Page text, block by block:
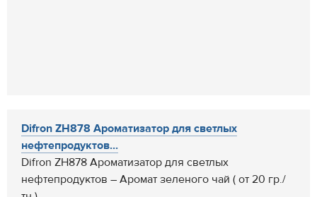
Difron ZH878 Ароматизатор для светлых
нефтепродуктов...
Difron ZH878 Ароматизатор для светлых
нефтепродуктов – Аромат зеленого чай ( от 20 гр./